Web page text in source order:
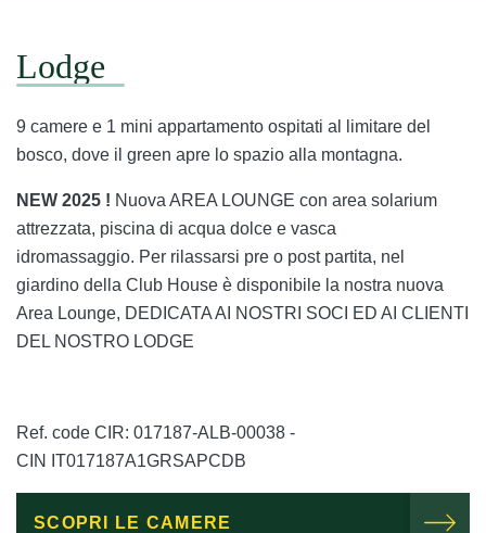
Lodge
9 camere e 1 mini appartamento ospitati al limitare del
bosco, dove il green apre lo spazio alla montagna.
NEW 2025 ! Nuova AREA LOUNGE con area solarium
attrezzata, piscina di acqua dolce e vasca
idromassaggio. Per rilassarsi pre o post partita, nel
giardino della Club House è disponibile la nostra nuova
Area Lounge, DEDICATA AI NOSTRI SOCI ED AI CLIENTI
DEL NOSTRO LODGE
Ref. code CIR: 017187-ALB-00038 -
CIN IT017187A1GRSAPCDB
SCOPRI LE CAMERE